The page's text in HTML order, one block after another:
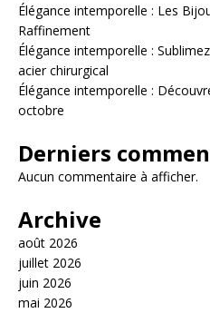
Élégance intemporelle : Les
Raffinement
Élégance intemporelle :
acier chirurgical
Élégance intemporelle :
octobre
Derniers
Aucun commentaire à afficher.
Archive
août 2026
juillet 2026
juin 2026
mai 2026